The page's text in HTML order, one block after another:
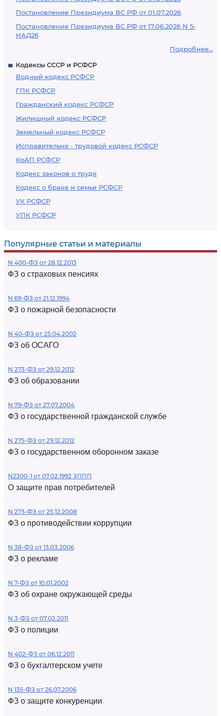
Постановление Президиума ВС РФ от 01.07.2026
Постановление Президиума ВС РФ от 17.06.2026 N 5-
НАД26
Подробнее...
Кодексы СССР и РСФСР
Водный кодекс РСФСР
ГПК РСФСР
Гражданский кодекс РСФСР
Жилищный кодекс РСФСР
Земельный кодекс РСФСР
Исправительно - трудовой кодекс РСФСР
КоАП РСФСР
Кодекс законов о труде
Кодекс о браке и семье РСФСР
УК РСФСР
УПК РСФСР
Популярные статьи и материалы
N 400-ФЗ от 28.12.2013
ФЗ о страховых пенсиях
N 69-ФЗ от 21.12.1994
ФЗ о пожарной безопасности
N 40-ФЗ от 25.04.2002
ФЗ об ОСАГО
N 273-ФЗ от 29.12.2012
ФЗ об образовании
N 79-ФЗ от 27.07.2004
ФЗ о государственной гражданской службе
N 275-ФЗ от 29.12.2012
ФЗ о государственном оборонном заказе
N2300-1 от 07.02.1992 ЗППП
О защите прав потребителей
N 273-ФЗ от 25.12.2008
ФЗ о противодействии коррупции
N 38-ФЗ от 13.03.2006
ФЗ о рекламе
N 7-ФЗ от 10.01.2002
ФЗ об охране окружающей среды
N 3-ФЗ от 07.02.2011
ФЗ о полиции
N 402-ФЗ от 06.12.2011
ФЗ о бухгалтерском учете
N 135-ФЗ от 26.07.2006
ФЗ о защите конкуренции